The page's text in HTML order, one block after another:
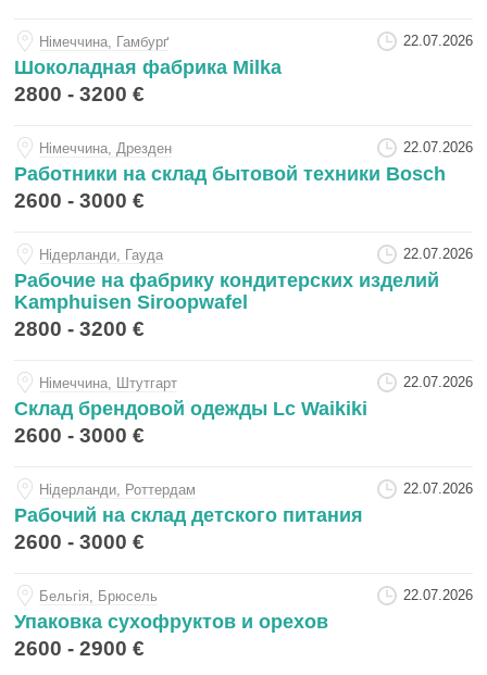
Нiмеччина, Гамбурґ 22.07.2026
Шоколадная фабрика Milka
2800 - 3200 €
Нiмеччина, Дрезден 22.07.2026
Работники на склад бытовой техники Bosch
2600 - 3000 €
Нiдерланди, Гауда 22.07.2026
Рабочие на фабрику кондитерских изделий
Kamphuisen Siroopwafel
2800 - 3200 €
Нiмеччина, Штутгарт 22.07.2026
Склад брендовой одежды Lc Waikiki
2600 - 3000 €
Нiдерланди, Роттердам 22.07.2026
Рабочий на склад детского питания
2600 - 3000 €
Бельгiя, Брюсель 22.07.2026
Упаковка сухофруктов и орехов
2600 - 2900 €